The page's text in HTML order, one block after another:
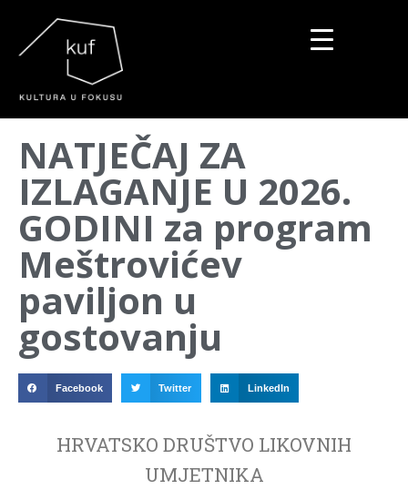
NATJEČAJ ZA
IZLAGANJE U 2026.
GODINI za program
Meštrovićev
paviljon u
gostovanju
Facebook Twitter LinkedIn
HRVATSKO DRUŠTVO LIKOVNIH
UMJETNIKA
▼
▼